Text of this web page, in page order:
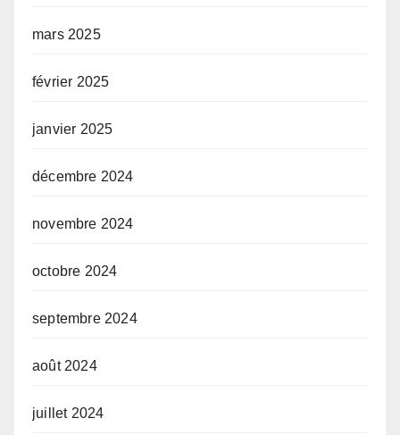
mars 2025
février 2025
janvier 2025
décembre 2024
novembre 2024
octobre 2024
septembre 2024
août 2024
juillet 2024